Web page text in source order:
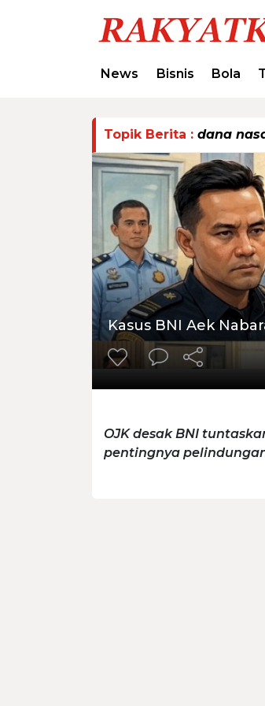
News Bisnis Bola
Topik Berita : dana
Kasus BNI Aek
OJK desak BNI
pentingnya